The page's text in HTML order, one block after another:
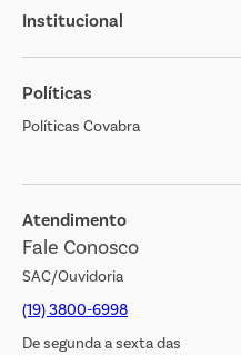
Institucional
Sobre o Covabra
Nossas Lojas
Cliente Bem Estar
Jornal de Ofertas
Transparência Salarial
Políticas
Políticas Covabra
Atendimento
Fale Conosco
SAC/Ouvidoria
(19) 3800-6998
De segunda a sexta das